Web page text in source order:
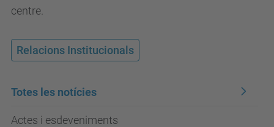
centre.
Relacions Institucionals
Totes les notícies
Actes i esdeveniments